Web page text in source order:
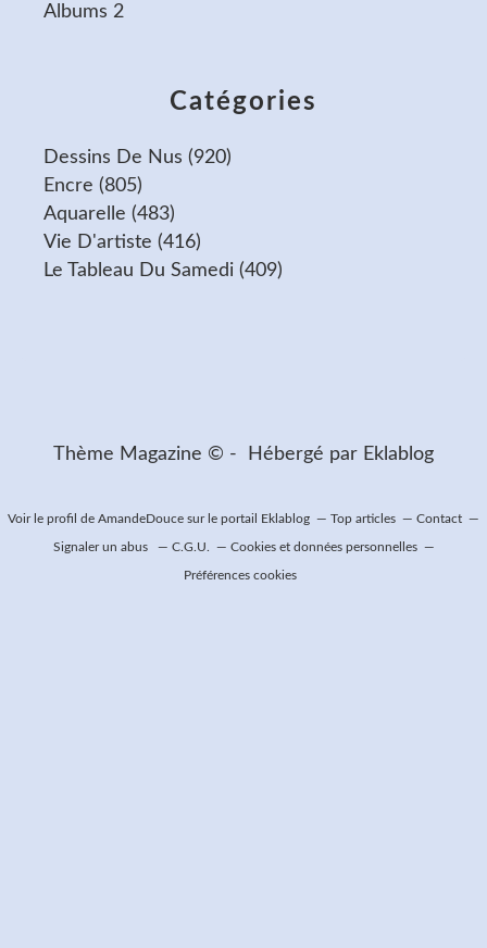
Catégories
Dessins De Nus (920)
Encre (805)
Aquarelle (483)
Vie D'artiste (416)
Le Tableau Du Samedi (409)
Albums 2
Thème Magazine © - Hébergé par Eklablog
Voir le profil de AmandeDouce sur le portail Eklablog Top articles Contact
Signaler un abus C.G.U. Cookies et données personnelles
Préférences cookies